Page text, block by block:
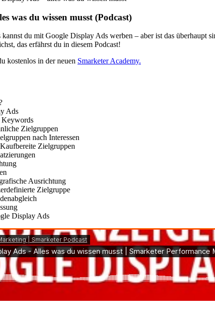
was du wissen musst (Podcast)
du mit Google Display Ads werben – aber ist das überhaupt
das erfährst du in diesem Podcast!
kostenlos in der neuen Smarketer Academy.
Ads
Keywords
Zielgruppen
nach Interessen
Zielgruppen
Ausrichtung
Zielgruppe
Display Ads